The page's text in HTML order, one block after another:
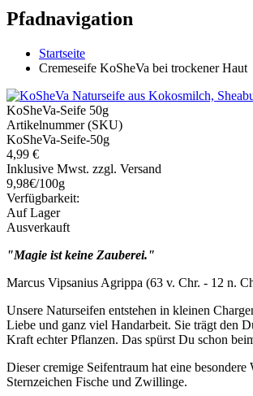
Pfadnavigation
Startseite
Cremeseife KoSheVa bei trockener Haut
KoSheVa-Seife 50g
Artikelnummer (SKU)
KoSheVa-Seife-50g
4,99 €
Inklusive Mwst. zzgl. Versand
9,98€/100g
Verfügbarkeit:
Auf Lager
Ausverkauft
"Magie ist keine Zauberei."
Marcus Vipsanius Agrippa (63 v. Chr. - 12 n.
Unsere Naturseifen entstehen in kleinen
Liebe und ganz viel Handarbeit. Sie trägt den
Kraft echter Pflanzen. Das spürst Du schon
Dieser cremige Seifentraum hat eine
Sternzeichen Fische und Zwillinge.